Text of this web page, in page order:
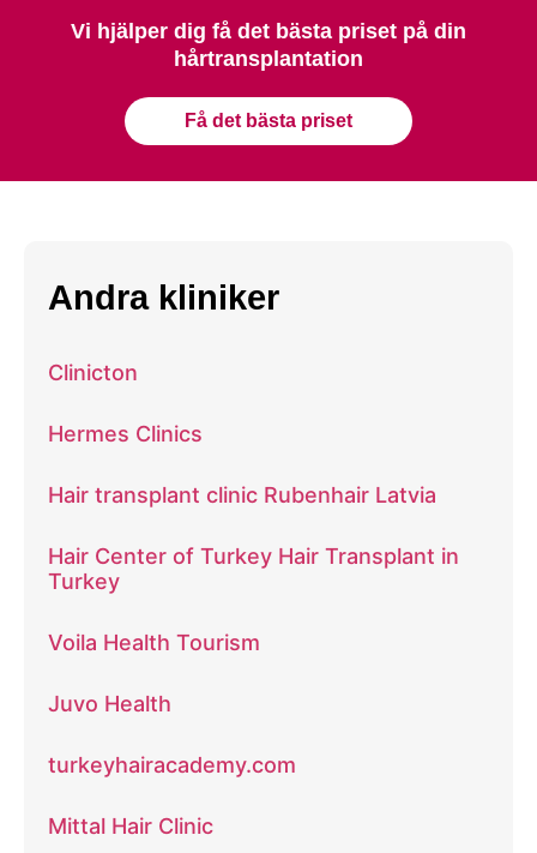
Vi hjälper dig få det bästa priset på din
hårtransplantation
Få det bästa priset
Andra kliniker
Clinicton
Hermes Clinics
Hair transplant clinic Rubenhair Latvia
Hair Center of Turkey Hair Transplant in
Turkey
Voila Health Tourism
Juvo Health
turkeyhairacademy.com
Mittal Hair Clinic